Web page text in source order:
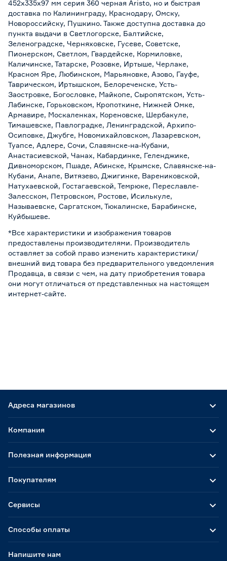
452х335х97 мм серия 360 черная Aristo, но и быстрая
доставка по Калининграду, Краснодару, Омску,
Новороссийску, Пушкино. Также доступна доставка до
пункта выдачи в Светлогорске, Балтийске,
Зеленоградске, Черняховске, Гусеве, Советске,
Пионерском, Светлом, Гвардейске, Кормиловке,
Каличинске, Татарске, Розовке, Иртыше, Черлаке,
Красном Яре, Любинском, Марьяновке, Азово, Гауфе,
Таврическом, Иртышском, Белореченске, Усть-
Заостровке, Богословке, Майкопе, Сыропятском, Усть-
Лабинске, Горьковском, Кропоткине, Нижней Омке,
Армавире, Москаленках, Кореновске, Шербакуле,
Тимашевске, Павлоградке, Ленинградской, Архипо-
Осиповке, Джубге, Новомихайловском, Лазаревском,
Туапсе, Адлере, Сочи, Славянске-на-Кубани,
Анастасиевской, Чанах, Кабардинке, Геленджике,
Дивноморском, Пшаде, Абинске, Крымске, Славянске-на-
Кубани, Анапе, Витязево, Джигинке, Варениковской,
Натухаевской, Гостагаевской, Темрюке, Переславле-
Залесском, Петровском, Ростове, Исилькуле,
Называевске, Саргатском, Тюкалинске, Барабинске,
Куйбышеве.
*Все характеристики и изображения товаров
предоставлены производителями. Производитель
оставляет за собой право изменить характеристики/
внешний вид товара без предварительного уведомления
Продавца, в связи с чем, на дату приобретения товара
они могут отличаться от представленных на настоящем
интернет-сайте.
Адреса магазинов
Способы оплаты
Компания
Полезная информация
Покупателям
Сервисы
Напишите нам